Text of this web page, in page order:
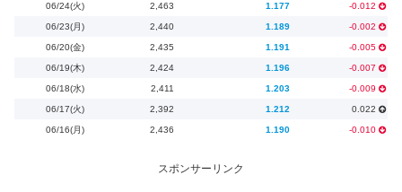
06/24(火) 2,463 1.177 -0.012
06/23(月) 2,440 1.189 -0.002
06/20(金) 2,435 1.191 -0.005
06/19(木) 2,424 1.196 -0.007
06/18(水) 2,411 1.203 -0.009
06/17(火) 2,392 1.212 0.022
06/16(月) 2,436 1.190 -0.010
スポンサーリンク